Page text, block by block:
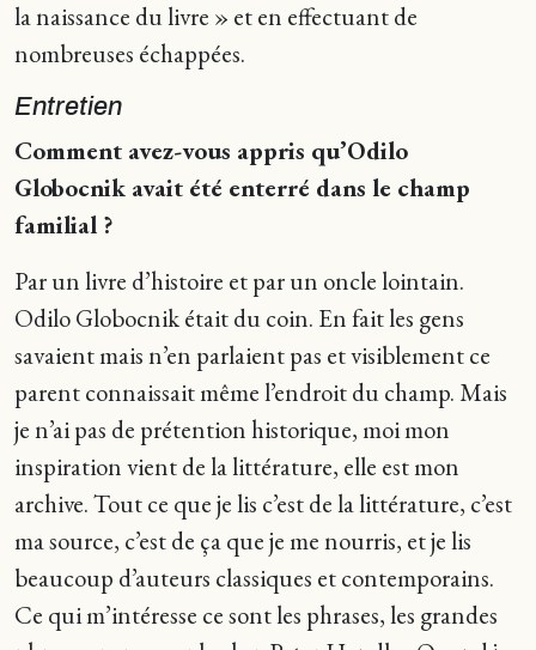
la naissance du livre » et en effectuant de
nombreuses échappées.
Entretien
Comment avez-vous appris qu’Odilo
Globocnik avait été enterré dans le champ
familial ?
Par un livre d’histoire et par un oncle lointain.
Odilo Globocnik était du coin. En fait les gens
savaient mais n’en parlaient pas et visiblement ce
parent connaissait même l’endroit du champ. Mais
je n’ai pas de prétention historique, moi mon
inspiration vient de la littérature, elle est mon
archive. Tout ce que je lis c’est de la littérature, c’est
ma source, c’est de ça que je me nourris, et je lis
beaucoup d’auteurs classiques et contemporains.
Ce qui m’intéresse ce sont les phrases, les grandes